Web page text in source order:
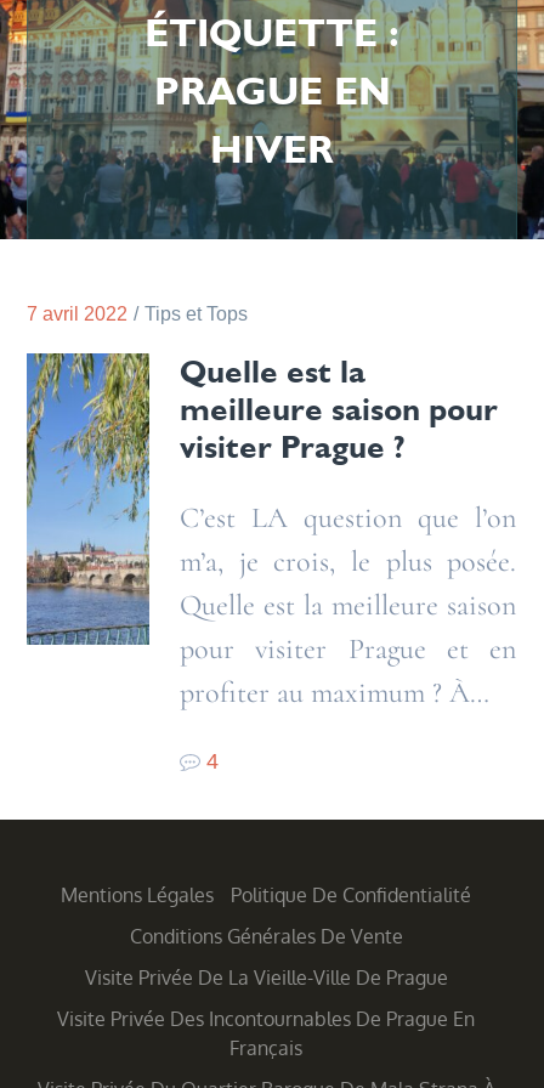
ÉTIQUETTE :
PRAGUE EN
HIVER
7 avril 2022 Tips et Tops
Quelle est la
meilleure saison pour
visiter Prague ?
C’est LA question que l’on
m’a, je crois, le plus posée.
Quelle est la meilleure saison
pour visiter Prague et en
profiter au maximum ? À…
4
Mentions Légales
Politique De Confidentialité
Conditions Générales De Vente
Visite Privée De La Vieille-Ville De Prague
Visite Privée Des Incontournables De Prague En
Français